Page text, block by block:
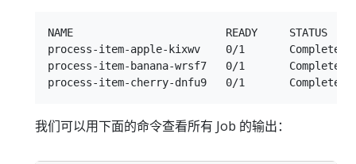
NAME                        READY     STATUS
process-item-apple-kixwv    0/1
process-item-banana-wrsf7   0/1
我们可以用下面的命令查看所有 Job 的输出：